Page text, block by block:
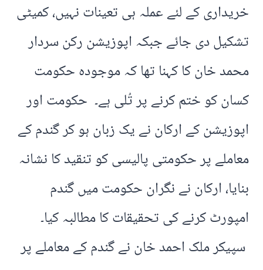
خریداری کے لئے عملہ ہی تعینات نہیں، کمیٹی
تشکیل دی جائے جبکہ اپوزیشن رکن سردار
محمد خان کا کہنا تھا کہ موجودہ حکومت
کسان کو ختم کرنے پر تُلی ہے۔ حکومت اور
اپوزیشن کے ارکان نے یک زبان ہو کر گندم کے
معاملے پر حکومتی پالیسی کو تنقید کا نشانہ
بنایا، ارکان نے نگران حکومت میں گندم
امپورٹ کرنے کی تحقیقات کا مطالبہ کیا۔
سپیکر ملک احمد خان نے گندم کے معاملے پر